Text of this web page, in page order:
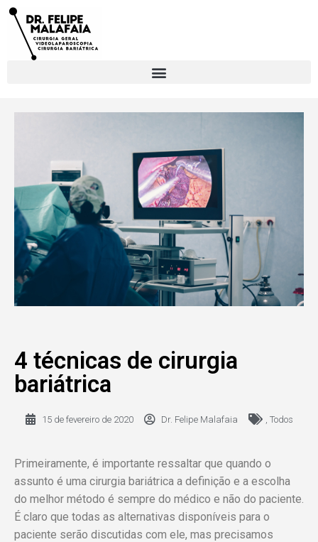
4 técnicas de cirurgia
bariátrica
15 de fevereiro de 2020 Dr. Felipe Malafaia Todos
Primeiramente, é importante ressaltar que quando o
assunto é uma cirurgia bariátrica a definição e a escolha
do melhor método é sempre do médico e não do paciente.
É claro que todas as alternativas disponíveis para o
paciente serão discutidas com ele, mas precisamos